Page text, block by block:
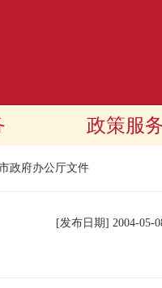
政策服
政府办公厅文件
[发布日期] 2004-05-